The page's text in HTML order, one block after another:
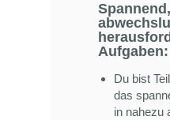
Spannend,
Aufgaben:
Du bist
das
in nahezu